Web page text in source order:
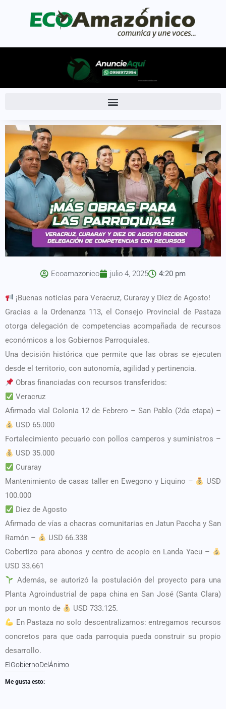
Ecoamazonico julio 4, 2025 4:20 pm
¡Buenas noticias para Veracruz, Curaray y Diez de Agosto!
Gracias a la Ordenanza 113, el Consejo Provincial de Pastaza
otorga delegación de competencias acompañada de recursos
económicos a los Gobiernos Parroquiales.
Una decisión histórica que permite que las obras se ejecuten
desde el territorio, con autonomía, agilidad y pertinencia.
Obras financiadas con recursos transferidos:
Veracruz
Afirmado vial Colonia 12 de Febrero – San Pablo (2da etapa) –
USD 65.000
Fortalecimiento pecuario con pollos camperos y suministros –
USD 35.000
Curaray
Mantenimiento de casas taller en Ewegono y Liquino –
USD
100.000
Diez de Agosto
Afirmado de vías a chacras comunitarias en Jatun Paccha y San
Ramón –
USD 66.338
Cobertizo para abonos y centro de acopio en Landa Yacu –
USD 33.661
Además, se autorizó la postulación del proyecto para una
Planta Agroindustrial de papa china en San José (Santa Clara)
por un monto de
USD 733.125.
En Pastaza no solo descentralizamos: entregamos recursos
concretos para que cada parroquia pueda construir su propio
desarrollo.
ElGobiernoDelÁnimo
Me gusta esto: